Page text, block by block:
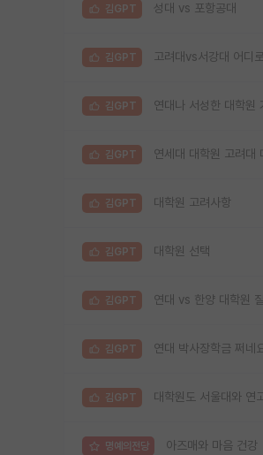
김GPT 성대 vs 포항공대
김GPT 고려대vs서강대 어디
김GPT 연대나 서성한 대학원
김GPT 연세대 대학원 고려대
김GPT 대학원 고려사항
김GPT 대학원 선택
김GPT 연대 vs 한양 대학원
김GPT 연대 박사장학금 쩌네
김GPT 대학원도 서울대와 연
명예의전당 아즈매와 마음 건강